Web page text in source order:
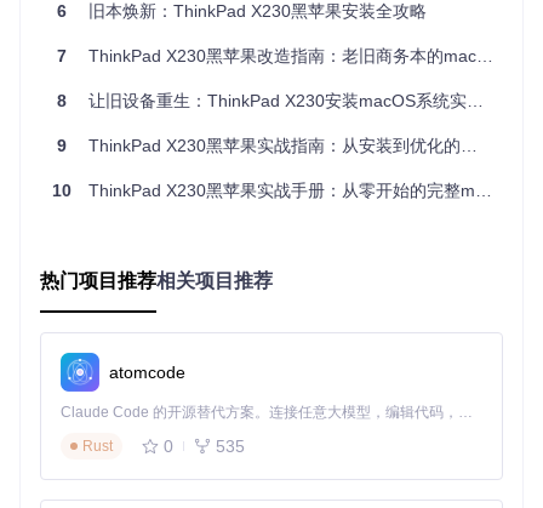
软件资源：
项目配置文件：git clone https://gitcode.com/gh_
macOS安装镜像（建议使用最新稳定版本）
磁盘管理工具（用于制作启动U盘）
配置BIOS环境：关键参数设置
重启ThinkPad X230，开机时连续按下F1键进入BIOS设置界
面。
安全设置调整
禁用安全启动
abled
关闭TPM ：进入Security → TPM，设置为Disabled
理员密码增强安全性
6 旧本焕新：ThinkPad X230黑苹果安装全攻略
7 ThinkPad X230黑苹果改造指南：老旧商务本的macOS重生计划
8 让旧设备重生：ThinkPad X230安装macOS系统实战指南
9 ThinkPad X230黑苹果实战指南：从安装到优化的完整方案
10 ThinkPad X230黑苹果实战手册：从零开始的完整macOS安装方案
热门项目推荐相关项目推荐
atomcode
Claude Code 的开源替代方案。连接任意大模型，编辑代码，运行命令，自动验证 — 全自动执行。用 Rust 构建，极致性能。 ｜ An open-source alternative to Claude Code. Connect any LLM, edit code, run commands, and verify changes — autonomously. Built in Rust for speed. Get Started
Rust
0 535